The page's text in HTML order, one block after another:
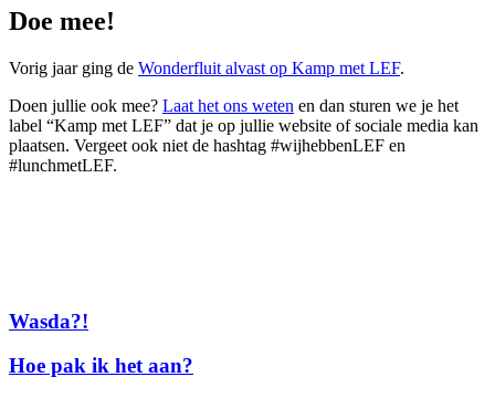
Doe mee!
Vorig jaar ging de Wonderfluit alvast op Kamp met LEF.
Doen jullie ook mee? Laat het ons weten en dan sturen we je het
label “Kamp met LEF” dat je op jullie website of sociale media kan
plaatsen. Vergeet ook niet de hashtag #wijhebbenLEF en
#lunchmetLEF.
Wasda?!
Hoe pak ik het aan?